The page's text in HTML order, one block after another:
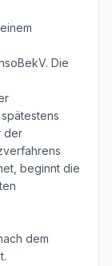
Die
der
beginnt die
dem